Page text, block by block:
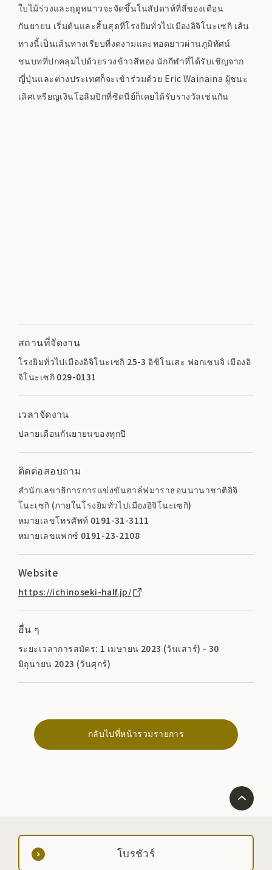
ใบไม้ร่วงและฤดูหนาวจะจัดขึ้นในสัปดาห์ที่สี่ของเดือน
กันยายน เริ่มต้นและสิ้นสุดที่โรงยิมทั่วไปเมืองอิจิโนะเซกิ เส้น
ทางนี้เป็นเส้นทางเรียบที่งดงามและทอดยาวผ่านภูมิทัศน์
ชนบทที่ปกคลุมไปด้วยรวงข้าวสีทอง นักกีฬาที่ได้รับเชิญจาก
ญี่ปุ่นและต่างประเทศก็จะเข้าร่วมด้วย Eric Wainaina ผู้ชนะ
เลิศเหรียญเงินโอลิมปิกที่ซิดนีย์ก็เคยได้รับรางวัลเช่นกัน
สถานที่จัดงาน
โรงยิมทั่วไปเมืองอิจิโนะเซกิ 25-3 อิชิโนเสะ ฟอกเซนจิ เมืองอิ
จิโนะเซกิ 029-0131
เวลาจัดงาน
ปลายเดือนกันยายนของทุกปี
ติดต่อสอบถาม
สำนักเลขาธิการการแข่งขันฮาล์ฟมาราธอนนานาชาติอิจิ
โนะเซกิ (ภายในโรงยิมทั่วไปเมืองอิจิโนะเซกิ)
หมายเลขโทรศัพท์ 0191-31-3111
หมายเลขแฟกซ์ 0191-23-2108
Website
https://ichinoseki-half.jp/
อื่น ๆ
ระยะเวลาการสมัคร: 1 เมษายน 2023 (วันเสาร์) - 30
มิถุนายน 2023 (วันศุกร์)
กลับไปที่หน้ารวมรายการ
โบรชัวร์